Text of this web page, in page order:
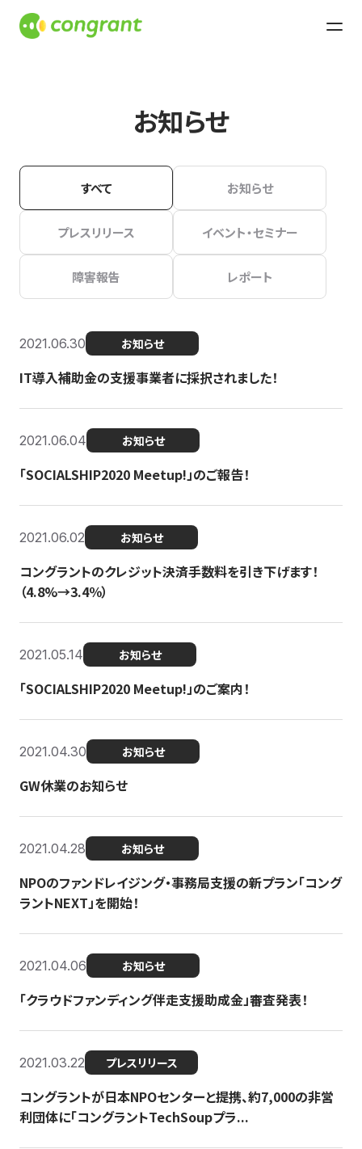
お知らせ
すべて お知らせ
プレスリリース イベント・セミナー
障害報告 レポート
2021.06.30 お知らせ
IT導入補助金の支援事業者に採択されました！
2021.06.04 お知らせ
「SOCIALSHIP2020 Meetup!」のご報告！
2021.06.02 お知らせ
コングラントのクレジット決済手数料を引き下げます！
（4.8%→3.4％）
2021.05.14 お知らせ
「SOCIALSHIP2020 Meetup!」のご案内！
2021.04.30 お知らせ
GW休業のお知らせ
2021.04.28 お知らせ
NPOのファンドレイジング・事務局支援の新プラン「コング
ラントNEXT」を開始！
2021.04.06 お知らせ
「クラウドファンディング伴走支援助成金」審査発表！
2021.03.22 プレスリリース
コングラントが日本NPOセンターと提携、約7,000の非営
利団体に「コングラントTechSoupプラ...